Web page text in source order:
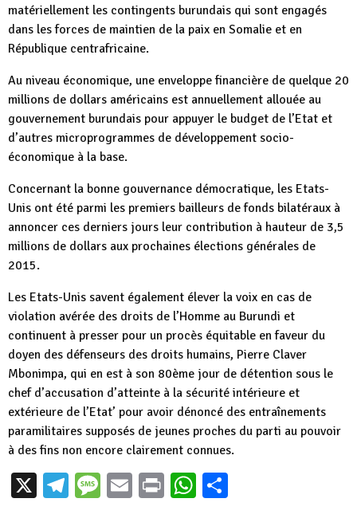
matériellement les contingents burundais qui sont engagés
dans les forces de maintien de la paix en Somalie et en
République centrafricaine.
Au niveau économique, une enveloppe financière de quelque 20
millions de dollars américains est annuellement allouée au
gouvernement burundais pour appuyer le budget de l’Etat et
d’autres microprogrammes de développement socio-
économique à la base.
Concernant la bonne gouvernance démocratique, les Etats-
Unis ont été parmi les premiers bailleurs de fonds bilatéraux à
annoncer ces derniers jours leur contribution à hauteur de 3,5
millions de dollars aux prochaines élections générales de
2015.
Les Etats-Unis savent également élever la voix en cas de
violation avérée des droits de l’Homme au Burundi et
continuent à presser pour un procès équitable en faveur du
doyen des défenseurs des droits humains, Pierre Claver
Mbonimpa, qui en est à son 80ème jour de détention sous le
chef d’accusation d’atteinte à la sécurité intérieure et
extérieure de l’Etat’ pour avoir dénoncé des entraînements
paramilitaires supposés de jeunes proches du parti au pouvoir
à des fins non encore clairement connues.
X Telegram
Message
EmailPrintWhatsApp